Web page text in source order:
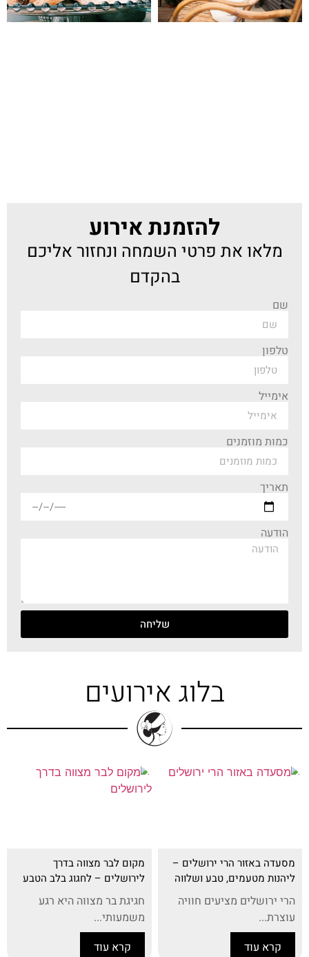
להזמנת אירוע
מלאו את פרטי השמחה ונחזור אליכם
בהקדם
שם
טלפון
אימייל
כמות מוזמנים
תאריך
הודעה
שליחה
בלוג אירועים
מסעדה באזור הרי ירושלים –
ליהנות מטעמים, טבע ושלווה
הרי ירושלים מציעים חוויה
עוצרת...
קרא עוד
מקום לבר מצווה בדרך
לירושלים – לחגוג בלב הטבע
חגיגת בר מצווה היא רגע
משמעותי...
קרא עוד